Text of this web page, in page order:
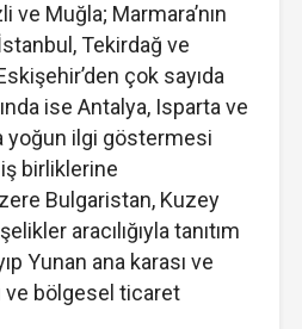
Muğla; Marmara’nın
Tekirdağ ve
çok sayıda
ise Antalya, Isparta ve
yoğun ilgi göstermesi
birliklerine
Bulgaristan, Kuzey
aracılığıyla tanıtım
Yunan ana karası ve
ve bölgesel ticaret